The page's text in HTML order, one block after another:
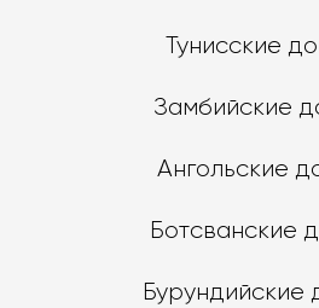
Тунисские
Замбийские
Ангольские
Ботсванские
Бурундийские